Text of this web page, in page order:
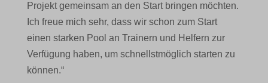
Projekt gemeinsam an den Start bringen möchten.
Ich freue mich sehr, dass wir schon zum Start
einen starken Pool an Trainern und Helfern zur
Verfügung haben, um schnellstmöglich starten zu
können.“